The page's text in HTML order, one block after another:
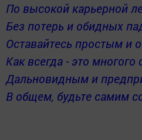
По высокой карьерной
Без потерь и обидных
Оставайтесь простым и
Как всегда - это многого
Дальновидным и
В общем, будьте самим